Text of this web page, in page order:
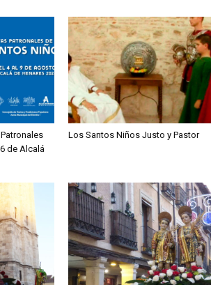
de Alcalá
Los Santos Niños Justo y Pastor